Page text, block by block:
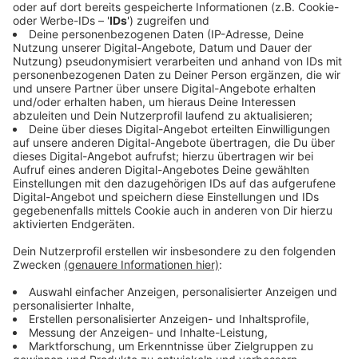
Gleichzeitig sorgt die finanzielle Unterstützung
dafür, dass qualifiziertes Personal in der Region
verbleibt und die Schulen nach dem Krieg wieder
mit dem Unterricht beginnen und qualitativ gut
arbeiten können. Derzeit sind die Einrichtungen
geschlossen. Seit Dezember 2020 konnten auch
deshalb keine Gehälter mehr gezahlt werden, weil
Schulgebühren fehlen und die Regionalregierung in
Tigray nichts mehr beisteuert. Es gehe darum, die
Bildungsangebote am Leben zu halten, so die
Sternsinger, denn Bildung ist ein Kinderrecht und
oft der Weg hin zu einem besseren Leben.
Einrichtungen betreut.
Schon im Februar haben die Sternsinger 57.500
Euro für Nothilfemaßnahmen in der Region Tigray
bereitgestellt. Dazu zählten beispielsweise
Nahrungsmittelhilfe, da viele Mädchen und Jungen